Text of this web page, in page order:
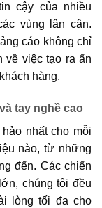
cậy của nhiều
vùng lân cận.
cáo không chỉ
về việc tạo ra ấn
hàng.
tay nghề cao
nhất cho mỗi
nào, từ những
đến. Các chiến
chúng tôi đều
lòng tối đa cho